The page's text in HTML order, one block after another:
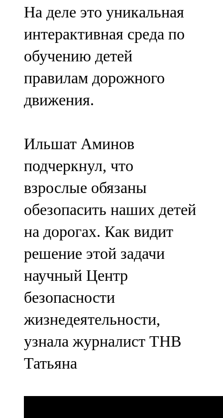
На деле это уникальная
интерактивная среда по
обучению детей
правилам дорожного
движения.
Ильшат Аминов
подчеркнул, что
взрослые обязаны
обезопасить наших детей
на дорогах. Как видит
решение этой задачи
научный Центр
безопасности
жизнедеятельности,
узнала журналист ТНВ
Татьяна